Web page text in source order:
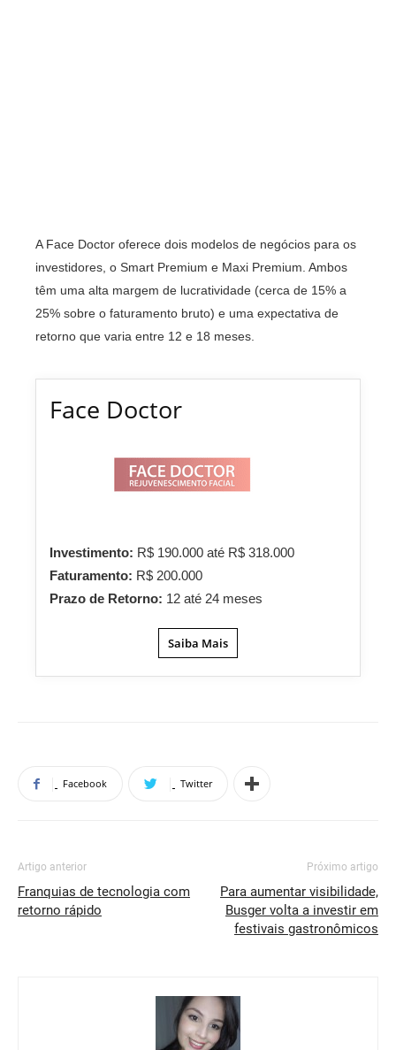
A Face Doctor oferece dois modelos de negócios para os
investidores, o Smart Premium e Maxi Premium. Ambos
têm uma alta margem de lucratividade (cerca de 15% a
25% sobre o faturamento bruto) e uma expectativa de
retorno que varia entre 12 e 18 meses.
Face Doctor
Investimento: R$ 190.000 até R$ 318.000
Faturamento: R$ 200.000
Prazo de Retorno: 12 até 24 meses
Saiba Mais
Facebook Twitter
Artigo anterior
Franquias de tecnologia com
retorno rápido
Próximo artigo
Para aumentar visibilidade,
Busger volta a investir em
festivais gastronômicos